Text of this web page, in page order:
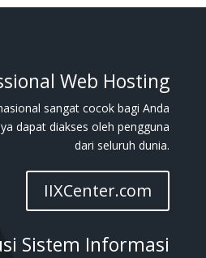
Web Hosting
sangat cocok bagi Anda
dapat diakses oleh pengguna
dari seluruh dunia.
IIXCenter.com
Sistem Informasi